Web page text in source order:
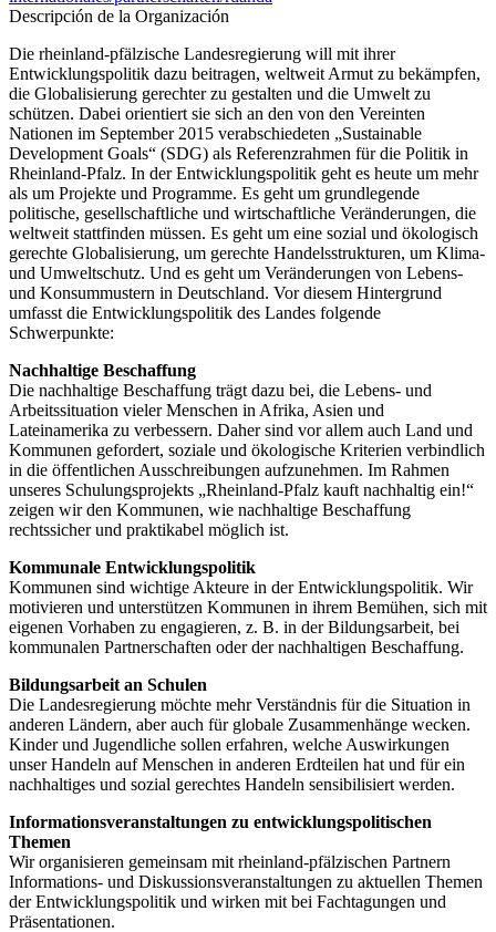
Descripción de la Organización
Die rheinland-pfälzische Landesregierung will mit ihrer
Entwicklungspolitik dazu beitragen, weltweit Armut zu bekämpfen,
die Globalisierung gerechter zu gestalten und die Umwelt zu
schützen. Dabei orientiert sie sich an den von den Vereinten
Nationen im September 2015 verabschiedeten „Sustainable
Development Goals“ (SDG) als Referenzrahmen für die Politik in
Rheinland-Pfalz. In der Entwicklungspolitik geht es heute um mehr
als um Projekte und Programme. Es geht um grundlegende
politische, gesellschaftliche und wirtschaftliche Veränderungen, die
weltweit stattfinden müssen. Es geht um eine sozial und ökologisch
gerechte Globalisierung, um gerechte Handelsstrukturen, um Klima-
und Umweltschutz. Und es geht um Veränderungen von Lebens-
und Konsummustern in Deutschland. Vor diesem Hintergrund
umfasst die Entwicklungspolitik des Landes folgende
Schwerpunkte:
Nachhaltige Beschaffung
Die nachhaltige Beschaffung trägt dazu bei, die Lebens- und
Arbeitssituation vieler Menschen in Afrika, Asien und
Lateinamerika zu verbessern. Daher sind vor allem auch Land und
Kommunen gefordert, soziale und ökologische Kriterien verbindlich
in die öffentlichen Ausschreibungen aufzunehmen. Im Rahmen
unseres Schulungsprojekts „Rheinland-Pfalz kauft nachhaltig ein!“
zeigen wir den Kommunen, wie nachhaltige Beschaffung
rechtssicher und praktikabel möglich ist.
Kommunale Entwicklungspolitik
Kommunen sind wichtige Akteure in der Entwicklungspolitik. Wir
motivieren und unterstützen Kommunen in ihrem Bemühen, sich mit
eigenen Vorhaben zu engagieren, z. B. in der Bildungsarbeit, bei
kommunalen Partnerschaften oder der nachhaltigen Beschaffung.
Bildungsarbeit an Schulen
Die Landesregierung möchte mehr Verständnis für die Situation in
anderen Ländern, aber auch für globale Zusammenhänge wecken.
Kinder und Jugendliche sollen erfahren, welche Auswirkungen
unser Handeln auf Menschen in anderen Erdteilen hat und für ein
nachhaltiges und sozial gerechtes Handeln sensibilisiert werden.
Informationsveranstaltungen zu entwicklungspolitischen
Themen
Wir organisieren gemeinsam mit rheinland-pfälzischen Partnern
Informations- und Diskussionsveranstaltungen zu aktuellen Themen
der Entwicklungspolitik und wirken mit bei Fachtagungen und
Präsentationen.